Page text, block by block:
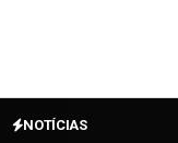
NOTÍCIAS